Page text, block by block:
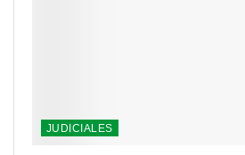
JUDICIALES